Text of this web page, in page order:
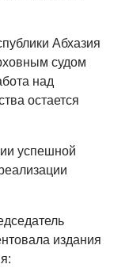
Абхазия
судом
над
остается
успешной
издания